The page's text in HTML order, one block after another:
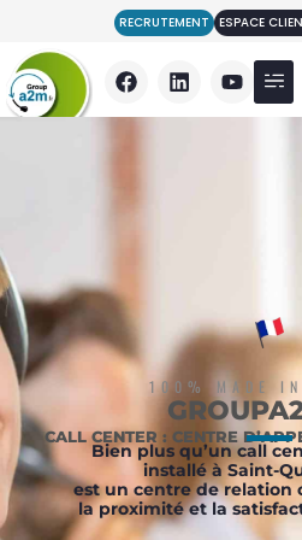
RECRUTEMENT ESPACE
100% MADE IN
CALL CENTER : CENTRE
Bienplus qu’un call
installé à Saint-
est un centre de relation
la proximité et la